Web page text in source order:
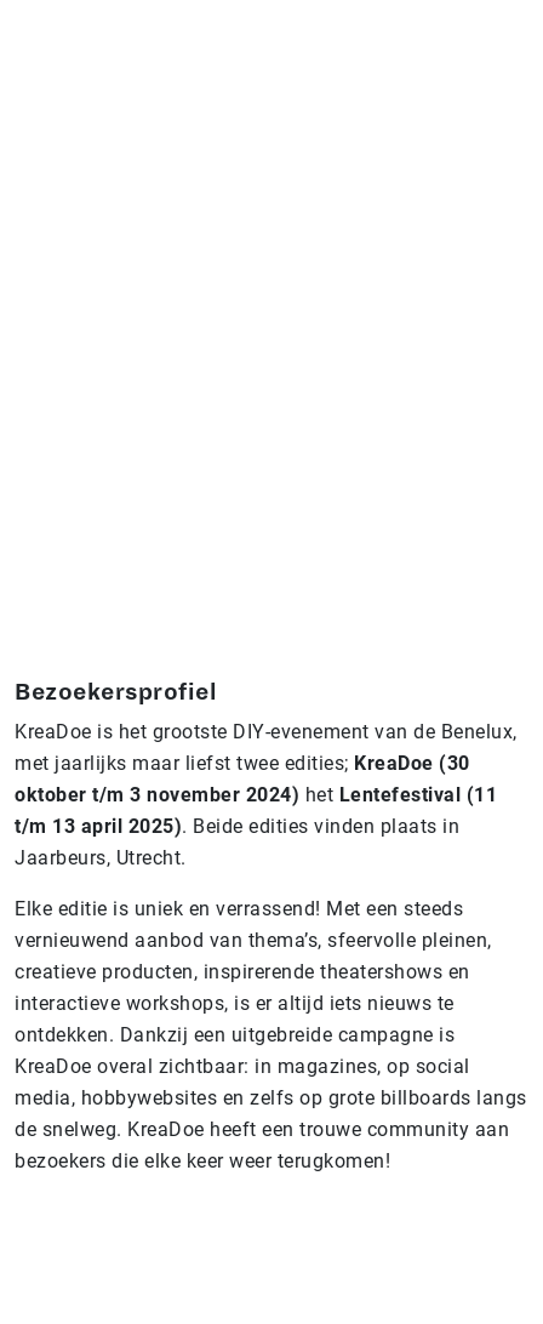
Bezoekersprofiel
KreaDoe is het grootste DIY-evenement van de Benelux,
met jaarlijks maar liefst twee edities; KreaDoe (30
oktober t/m 3 november 2024) het Lentefestival (11
t/m 13 april 2025). Beide edities vinden plaats in
Jaarbeurs, Utrecht.
Elke editie is uniek en verrassend! Met een steeds
vernieuwend aanbod van thema’s, sfeervolle pleinen,
creatieve producten, inspirerende theatershows en
interactieve workshops, is er altijd iets nieuws te
ontdekken. Dankzij een uitgebreide campagne is
KreaDoe overal zichtbaar: in magazines, op social
media, hobbywebsites en zelfs op grote billboards langs
de snelweg. KreaDoe heeft een trouwe community aan
bezoekers die elke keer weer terugkomen!